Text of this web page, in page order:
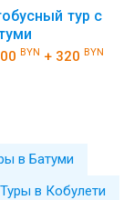
тур с
BYN + 320 BYN
в Батуми
Туры в Кобулети